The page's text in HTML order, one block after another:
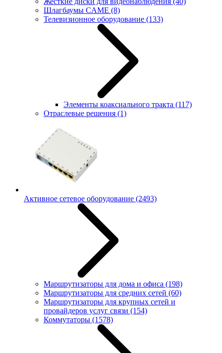
Шлагбаумы CAME (8)
Телевизионное оборудование (133)
Элементы коаксиального тракта (117)
Отраслевые решения (1)
Активное сетевое оборудование (2493)
Маршрутизаторы для дома и офиса (198)
Маршрутизаторы для средних сетей (60)
Маршрутизаторы для крупных сетей и
провайдеров услуг связи (154)
Коммутаторы (1578)